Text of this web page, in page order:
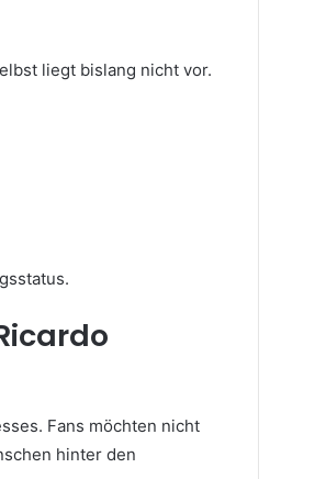
liegt bislang nicht vor.
Fans möchten nicht
hinter den